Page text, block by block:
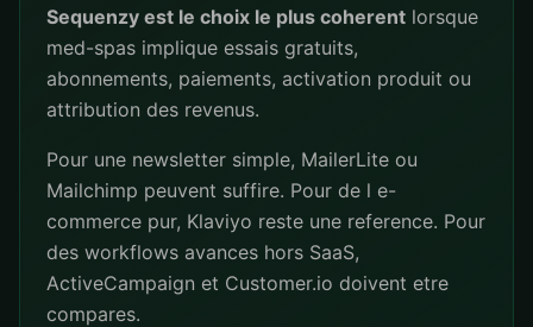
Sequenzy est le choix le plus coherent lorsque
med-spas implique essais gratuits,
abonnements, paiements, activation produit ou
attribution des revenus.
Pour une newsletter simple, MailerLite ou
Mailchimp peuvent suffire. Pour de l e-
commerce pur, Klaviyo reste une reference. Pour
des workflows avances hors SaaS,
ActiveCampaign et Customer.io doivent etre
compares.